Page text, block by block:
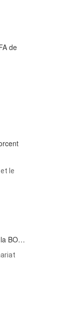
de
le
la BO…